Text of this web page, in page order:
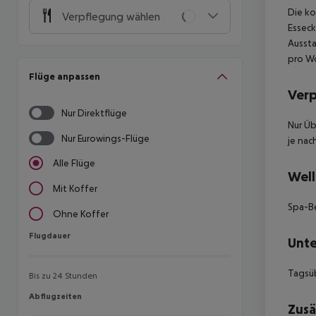
Verpflegung wählen
Flüge anpassen
Nur Direktflüge
Nur Eurowings-Flüge
Alle Flüge
Mit Koffer
Ohne Koffer
Flugdauer
Flugdauer
Bis zu 24 Stunden
Abflugzeiten
Abflugzeiten
Die
pro
Nur
je
Spa-